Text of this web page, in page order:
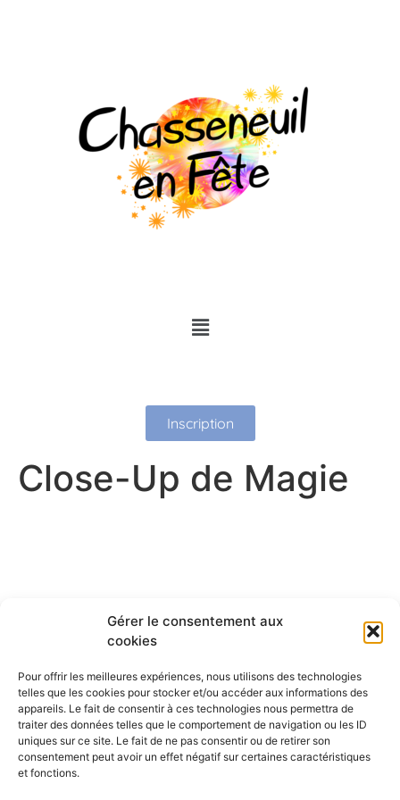
Gérer le consentement aux
cookies
Pour offrir les meilleures expériences, nous utilisons des technologies
telles que les cookies pour stocker et/ou accéder aux informations des
appareils. Le fait de consentir à ces technologies nous permettra de
traiter des données telles que le comportement de navigation ou les ID
uniques sur ce site. Le fait de ne pas consentir ou de retirer son
consentement peut avoir un effet négatif sur certaines caractéristiques
et fonctions.
Inscription
Close-Up de Magie